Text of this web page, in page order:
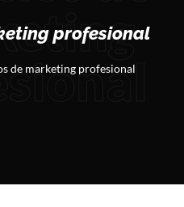
profesional
de marketing profesional